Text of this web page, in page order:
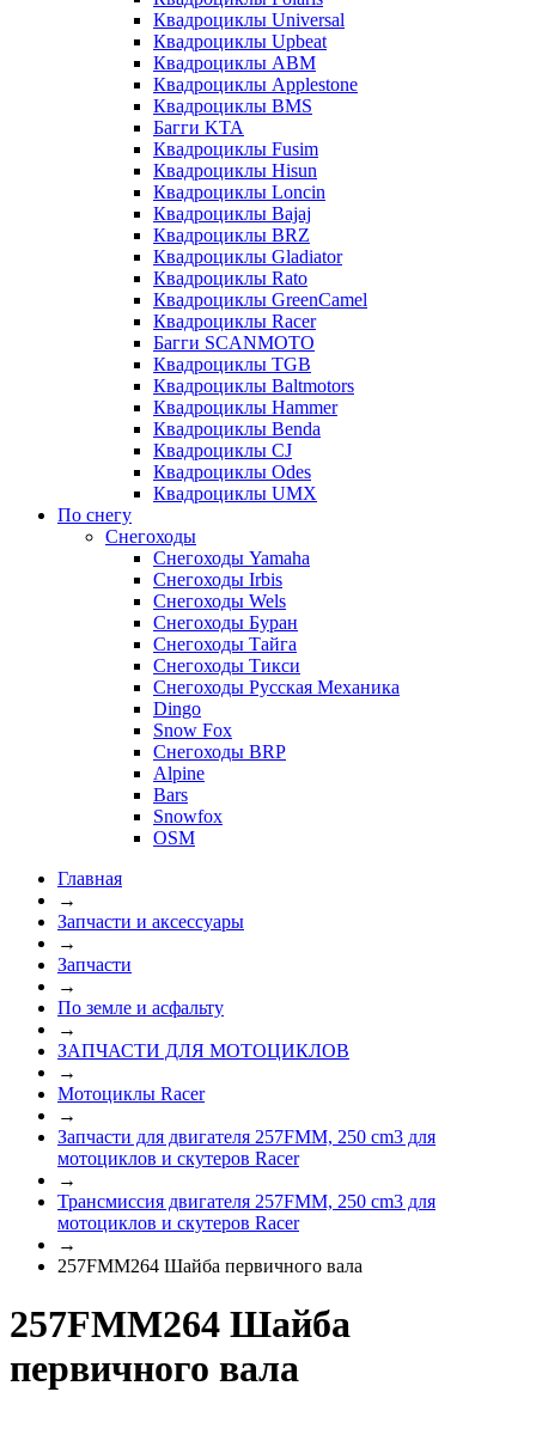
Квадроциклы Universal
Квадроциклы Upbeat
Квадроциклы ABM
Квадроциклы Applestone
Квадроциклы BMS
Багги KTA
Квадроциклы Fusim
Квадроциклы Hisun
Квадроциклы Loncin
Квадроциклы Bajaj
Квадроциклы BRZ
Квадроциклы Gladiator
Квадроциклы Rato
Квадроциклы GreenCamel
Квадроциклы Racer
Багги SCANMOTO
Квадроциклы TGB
Квадроциклы Baltmotors
Квадроциклы Hammer
Квадроциклы Benda
Квадроциклы CJ
Квадроциклы Odes
Квадроциклы UMX
По снегу
Снегоходы
Снегоходы Yamaha
Снегоходы Irbis
Снегоходы Wels
Снегоходы Буран
Снегоходы Тайга
Снегоходы Тикси
Снегоходы Русская Механика
Dingo
Snow Fox
Снегоходы BRP
Alpine
Bars
Snowfox
OSM
Главная
→
Запчасти и аксессуары
→
Запчасти
→
По земле и асфальту
→
ЗАПЧАСТИ ДЛЯ МОТОЦИКЛОВ
→
Мотоциклы Racer
→
Запчасти для двигателя 257FMM, 250 cm3 для
мотоциклов и скутеров Racer
→
Трансмиссия двигателя 257FMM, 250 cm3 для
мотоциклов и скутеров Racer
→
257FMM264 Шайба первичного вала
257FMM264 Шайба
первичного вала